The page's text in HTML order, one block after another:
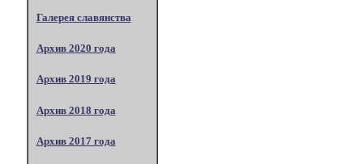
Галерея славянства
Архив 2020 года
Архив 2019 года
Архив 2018 года
Архив 2017 года